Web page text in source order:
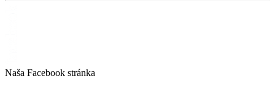
Naša Facebook stránka